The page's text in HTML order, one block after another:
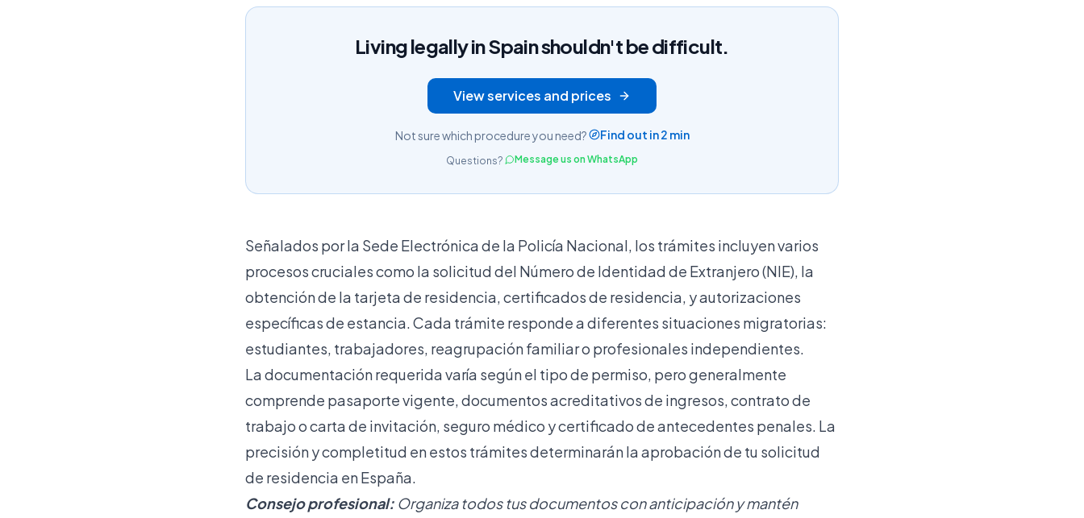
Living legally in Spain shouldn't be difficult.
View services and prices
Not sure which procedure you need? Find out in 2 min
Questions? Message us on WhatsApp
Señalados por la Sede Electrónica de la Policía Nacional , los trámites incluyen varios
procesos cruciales como la solicitud del Número de Identidad de Extranjero (NIE), la
obtención de la tarjeta de residencia, certificados de residencia, y autorizaciones
específicas de estancia. Cada trámite responde a diferentes situaciones migratorias:
estudiantes, trabajadores, reagrupación familiar o profesionales independientes.
La documentación requerida varía según el tipo de permiso, pero generalmente
comprende pasaporte vigente, documentos acreditativos de ingresos, contrato de
trabajo o carta de invitación, seguro médico y certificado de antecedentes penales. La
precisión y completitud en estos trámites determinarán la aprobación de tu solicitud
de residencia en España.
Consejo profesional: Organiza todos tus documentos con anticipación y mantén